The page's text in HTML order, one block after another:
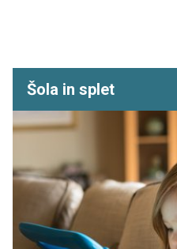
Šola in splet